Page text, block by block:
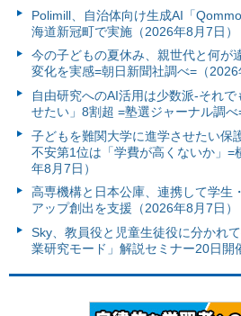
Polimill、自治体向け生成AI「
海道新冠町で実施（2026年8月7日）
今の子どもの夏休み、親世代と何が
変化を実感=朝日新聞社調べ=（2026
自由研究へのAI活用は少数派-それ
せたい」8割超 =塾選ジャーナル調べ
子どもを難関大学に進学させたい保
不安第1位は「学費が高くないか」=
年8月7日）
高専機構と日本公庫、連携して学生
アップ創出を支援（2026年8月7日）
Sky、教員役と児童生徒役に分かれ
業研究モード」解説セミナー20日開